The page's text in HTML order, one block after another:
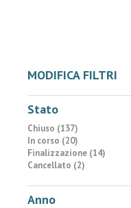
MODIFICA FILTRI
Stato
Chiuso (137)
In corso (20)
Finalizzazione (14)
Cancellato (2)
Anno